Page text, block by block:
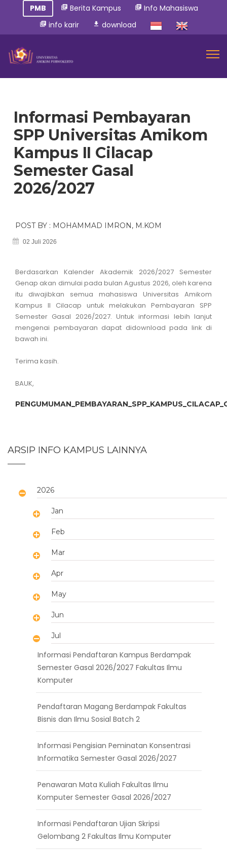
PMB library_books Berita Kampus library_books Info Mahasiswa
library_books info karir download download
Informasi Pembayaran
SPP Universitas Amikom
Kampus II Cilacap
Semester Gasal
2026/2027
POST BY : MOHAMMAD IMRON, M.KOM
02 Juli 2026
Berdasarkan Kalender Akademik 2026/2027 Semester
Genap akan dimulai pada bulan Agustus 2026, oleh karena
itu diwajibkan semua mahasiswa Universitas Amikom
Kampus II Cilacap untuk melakukan Pembayaran SPP
Semester Gasal 2026/2027. Untuk informasi lebih lanjut
mengenai pembayaran dapat didownload pada link di
bawah ini.
Terima kasih.
BAUK,
ARSIP INFO KAMPUS LAINNYA
2026
Jan
Feb
Mar
Apr
May
Jun
Jul
Informasi Pendaftaran Kampus Berdampak
Semester Gasal 2026/2027 Fakultas Ilmu
Komputer
Pendaftaran Magang Berdampak Fakultas
Bisnis dan Ilmu Sosial Batch 2
Informasi Pengisian Peminatan Konsentrasi
Informatika Semester Gasal 2026/2027
Penawaran Mata Kuliah Fakultas Ilmu
Komputer Semester Gasal 2026/2027
Informasi Pendaftaran Ujian Skripsi
Gelombang 2 Fakultas Ilmu Komputer